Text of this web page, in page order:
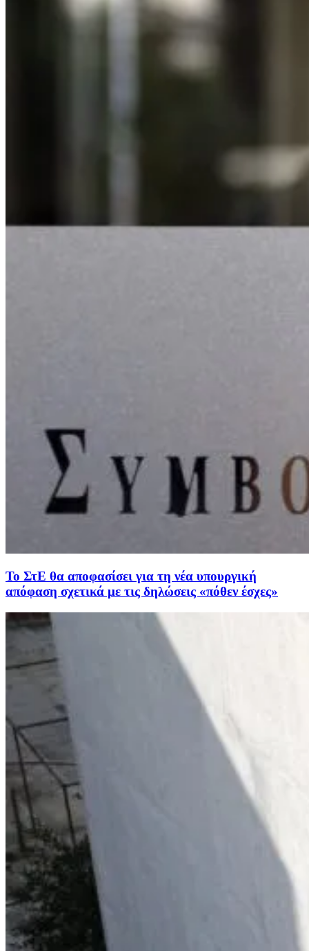
Το ΣτΕ θα αποφασίσει για τη νέα υπουργική
απόφαση σχετικά με τις δηλώσεις «πόθεν έσχες»